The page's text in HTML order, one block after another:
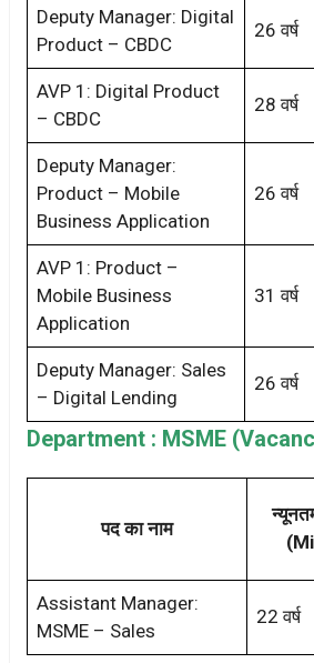
Deputy Manager: Digital
Product – CBDC
26 वर्ष
AVP 1: Digital Product
– CBDC
28 वर्ष
Deputy Manager:
Product – Mobile
Business Application
26 वर्ष
AVP 1: Product –
Mobile Business
Application
31 वर्ष
Deputy Manager: Sales
– Digital Lending
26 वर्ष
Department : MSME
पद का नाम
Assistant Manager:
MSME – Sales
22 वर्ष